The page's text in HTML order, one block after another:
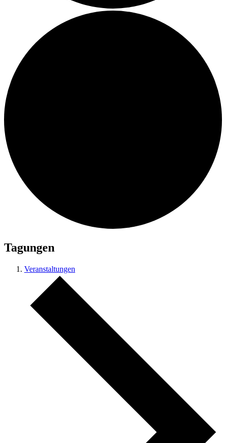
Tagungen
Veranstaltungen